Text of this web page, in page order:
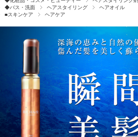
◆バス・洗面
ヘアスタイリング
ヘアオイル
■スキンケア
ヘアケア